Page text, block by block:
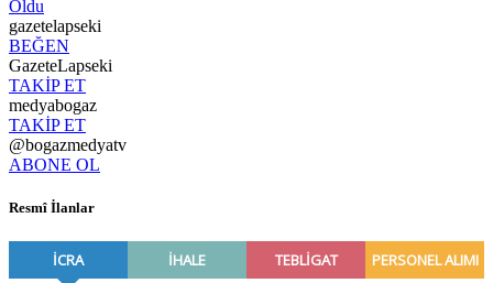
Oldu
gazetelapseki
BEĞEN
GazeteLapseki
TAKİP ET
medyabogaz
TAKİP ET
@bogazmedyatv
ABONE OL
Resmî İlanlar